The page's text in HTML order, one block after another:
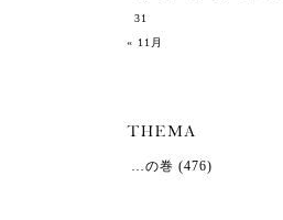
« 11月
31
…の巻 (476)